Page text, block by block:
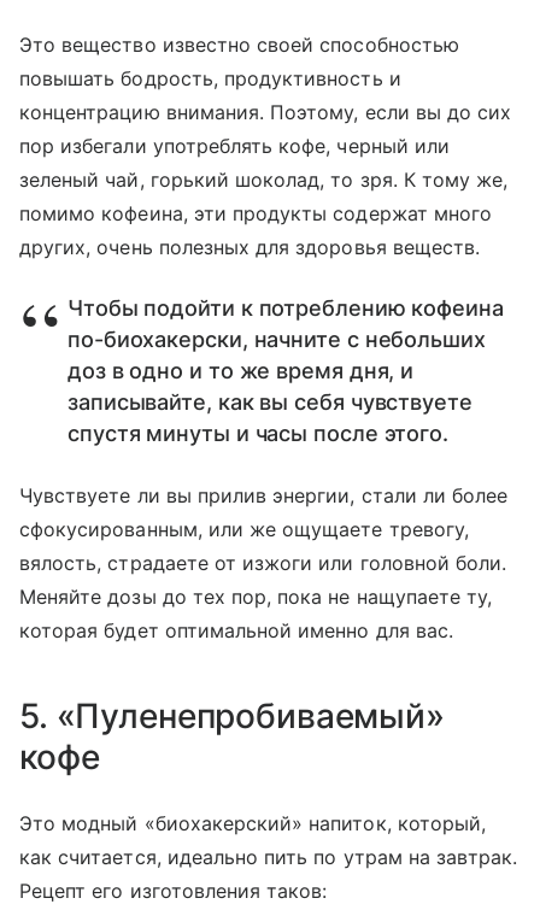
Это вещество известно своей способностью
повышать бодрость, продуктивность и
концентрацию внимания. Поэтому, если вы до сих
пор избегали употреблять кофе, черный или
зеленый чай, горький шоколад, то зря. К тому же,
помимо кофеина, эти продукты содержат много
других, очень полезных для здоровья веществ.
Чтобы подойти к потреблению кофеина
по-биохакерски, начните с небольших
доз в одно и то же время дня, и
записывайте, как вы себя чувствуете
спустя минуты и часы после этого.
Чувствуете ли вы прилив энергии, стали ли более
сфокусированным, или же ощущаете тревогу,
вялость, страдаете от изжоги или головной боли.
Меняйте дозы до тех пор, пока не нащупаете ту,
которая будет оптимальной именно для вас.
5. «Пуленепробиваемый»
кофе
Это модный «биохакерский» напиток, который,
как считается, идеально пить по утрам на завтрак.
Рецепт его изготовления таков: